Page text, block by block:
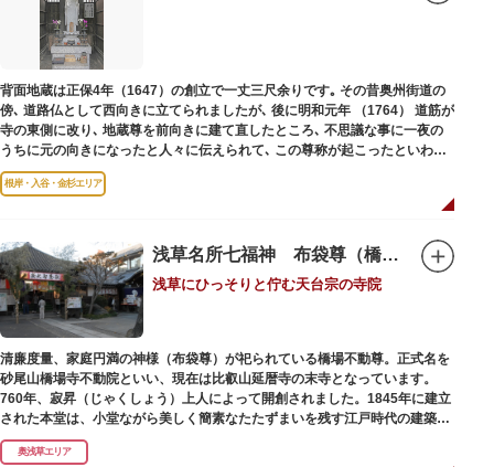
背面地蔵は正保4年（1647）の創立で一丈三尺余りです｡ その昔奥州街道の
傍､ 道路仏として西向きに立てられましたが､ 後に明和元年 （1764） 道筋が
寺の東側に改り､ 地蔵尊を前向きに建て直したところ､ 不思議な事に一夜の
うちに元の向きになったと人々に伝えられて､ この尊称が起こったといわれ
ています｡薬王寺（やくおうじ）にあります。
根岸・入谷・金杉エリア
浅草名所七福神 布袋尊（橋場不動尊）
浅草にひっそりと佇む天台宗の寺院
清廉度量、家庭円満の神様（布袋尊）が祀られている橋場不動尊。正式名を
砂尾山橋場寺不動院といい、現在は比叡山延暦寺の末寺となっています。
760年、寂昇（じゃくしょう）上人によって開創されました。1845年に建立
された本堂は、小堂ながら美しく簡素なたたずまいを残す江戸時代の建築様
式です。明治の大火、関東大震災、第二次大戦の戦災でも周辺を災禍から守
ったことから「火伏せの不動尊」とも呼ばれています。
奥浅草エリア